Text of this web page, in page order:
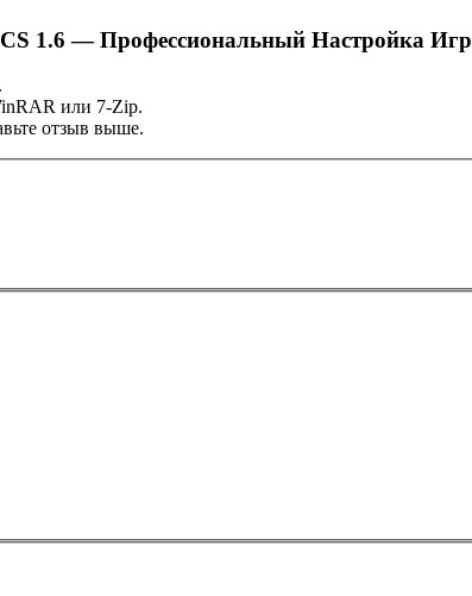
1.6 — Профессиональный Настройка Игр
или 7-Zip.
отзыв выше.